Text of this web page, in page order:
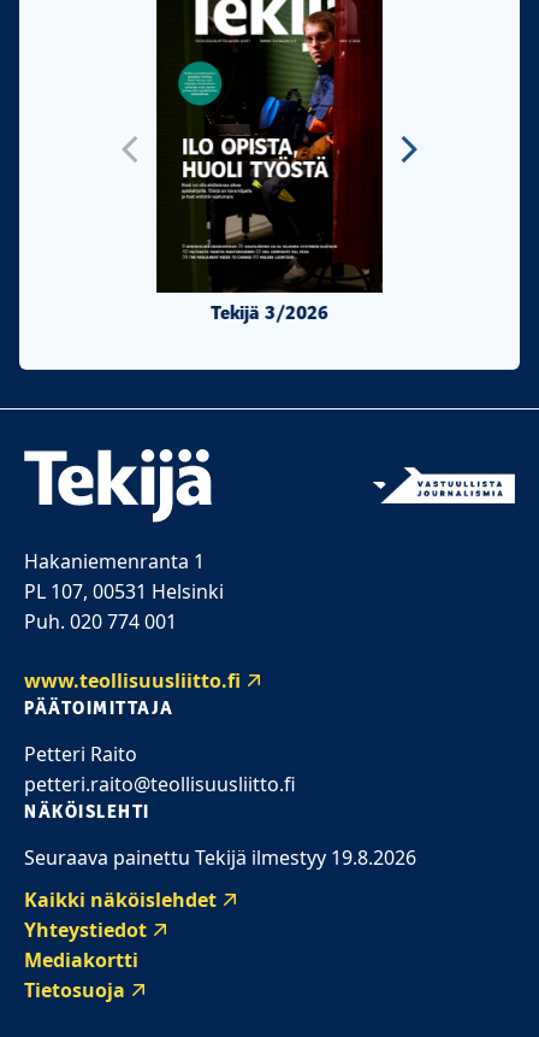
Tekijä 3/2026
Hakaniemenranta 1
PL 107, 00531 Helsinki
Puh. 020 774 001
www.teollisuusliitto.fi
PÄÄTOIMITTAJA
Petteri Raito
petteri.raito@teollisuusliitto.fi
NÄKÖISLEHTI
Seuraava painettu Tekijä ilmestyy 19.8.2026
Kaikki näköislehdet
Yhteystiedot
Mediakortti
Tietosuoja